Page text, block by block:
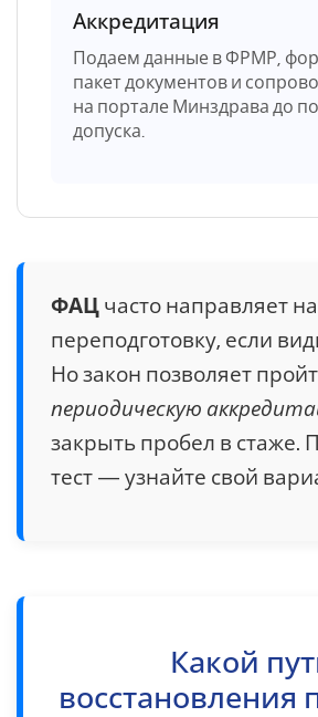
Аккредитация
Подаем данные в ФРМР,
пакет документов и
на портале Минздрава до
допуска.
ФАЦ часто направляет на
переподготовку, если
Но закон позволяет
периодическую
закрыть пробел в стаже.
тест — узнайте свой
Какой
восстановления